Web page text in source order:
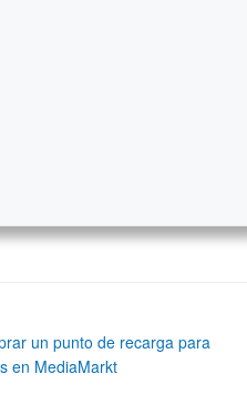
un punto de recarga para
en MediaMarkt